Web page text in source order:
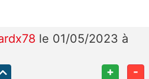
le 01/05/2023 à
+ -